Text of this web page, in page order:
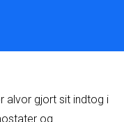
alvor gjort sit indtog i
og